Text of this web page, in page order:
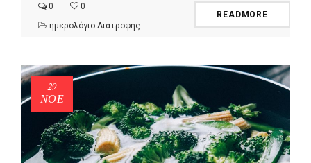
0
0
ημερολόγιο Διατροφής
READMORE
29
ΝΟΈ